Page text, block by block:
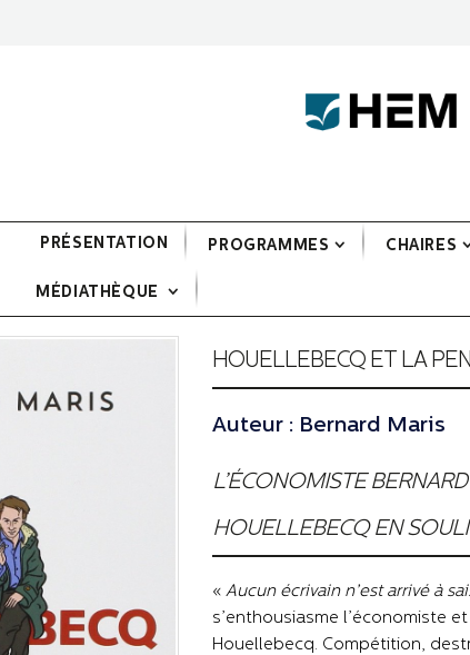
PRÉSENTATION PROGRAMMES CHAIRES
MÉDIATHÈQUE
HOUELLEBECQ ET LA
Auteur : Bernard Maris
L’ÉCONOMISTE
HOUELLEBECQ EN
« Aucun écrivain n’est arrivé à
s’enthousiasme l’économiste
Houellebecq. Compétition,